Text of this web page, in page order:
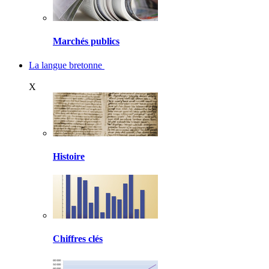
Marchés publics
La langue bretonne
X
Histoire
Chiffres clés